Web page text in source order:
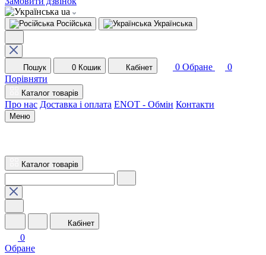
ua
Російська Українська
Пошук 0 Кошик Кабінет 0 Обране
0
Порівняти
Каталог товарів
Про нас Доставка і оплата ENOT - Обмін Контакти
Меню
Каталог товарів
Кабінет
0
Обране